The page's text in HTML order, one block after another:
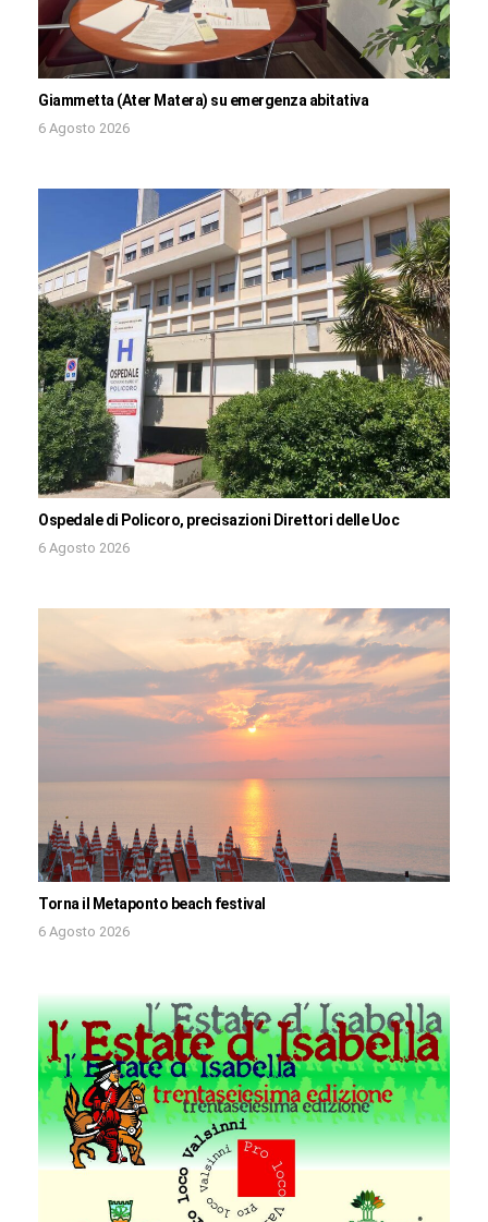
Giammetta (Ater Matera) su emergenza abitativa
6 Agosto 2026
Ospedale di Policoro, precisazioni Direttori delle Uoc
6 Agosto 2026
Torna il Metaponto beach festival
6 Agosto 2026